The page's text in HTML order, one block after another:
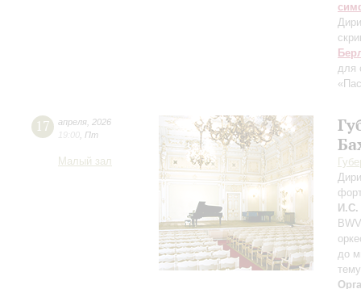
для
17 апреля 2026
19:00 Пт
Малый зал
И.С.
до